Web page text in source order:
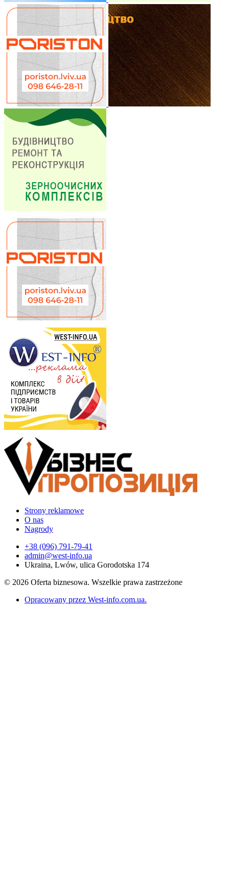
Strony reklamowe
O nas
Nagrody
+38 (096) 791-79-41
admin@west-info.ua
Ukraina, Lwów, ulica Gorodotska 174
© 2026 Oferta biznesowa. Wszelkie prawa zastrzeżone
Opracowany przez West-info.com.ua.